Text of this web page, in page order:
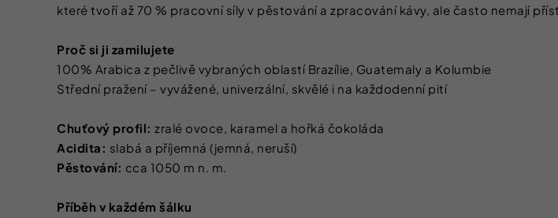
které tvoří až 70 % pracovní síly v pěstování a zpracování kávy, ale často nemají
Proč si ji zamilujete
100% Arabica z pečlivě vybraných oblastí Brazílie, Guatemaly a Kolumbie
Střední pražení – vyvážené, univerzální, skvělé i na každodenní pití
Chuťový profil: zralé ovoce, karamel a hořká čokoláda
Acidita: slabá a příjemná (jemná, neruší)
Pěstování: cca 1050 m n. m.
Příběh v každém šálku